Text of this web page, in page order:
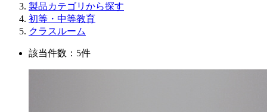
製品カテゴリから探す
初等・中等教育
クラスルーム
該当件数：5件